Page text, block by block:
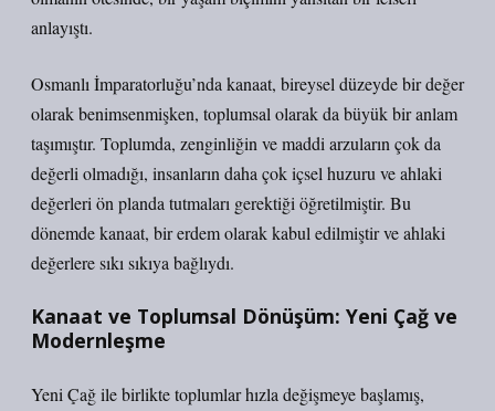
anlayıştı.
Osmanlı İmparatorluğu’nda kanaat, bireysel düzeyde bir değer
olarak benimsenmişken, toplumsal olarak da büyük bir anlam
taşımıştır. Toplumda, zenginliğin ve maddi arzuların çok da
değerli olmadığı, insanların daha çok içsel huzuru ve ahlaki
değerleri ön planda tutmaları gerektiği öğretilmiştir. Bu
dönemde kanaat, bir erdem olarak kabul edilmiştir ve ahlaki
değerlere sıkı sıkıya bağlıydı.
Kanaat ve Toplumsal Dönüşüm: Yeni Çağ ve
Modernleşme
Yeni Çağ ile birlikte toplumlar hızla değişmeye başlamış,